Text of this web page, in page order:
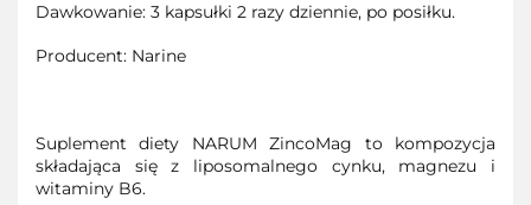
Dawkowanie: 3 kapsułki 2 razy dziennie, po posiłku.
Producent: Narine
Suplement diety NARUM ZincoMag to kompozycja
składająca się z liposomalnego cynku, magnezu i
witaminy B6.